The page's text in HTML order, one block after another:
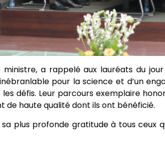
ministre, a rappelé aux lauréats du
pour la science et d’un
défis. Leur parcours exemplaire
de haute qualité dont ils ont bénéficié.
plus profonde gratitude à tous ceux